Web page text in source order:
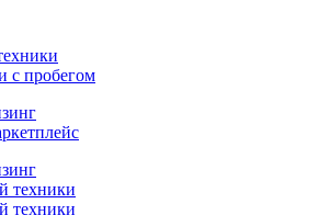
с пробегом
техники
техники